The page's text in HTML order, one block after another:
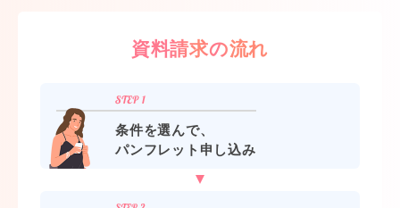
資料請求の流れ
条件を選んで、
パンフレット申し込み